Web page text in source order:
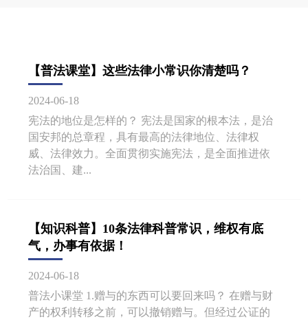
【普法课堂】这些法律小常识你清楚吗？
2024-06-18
宪法的地位是怎样的？ 宪法是国家的根本法，是治
国安邦的总章程，具有最高的法律地位、法律权
威、法律效力。全面贯彻实施宪法，是全面推进依
法治国、建...
【知识科普】10条法律科普常识，维权有底
气，办事有依据！
2024-06-18
普法小课堂 1.赠与的东西可以要回来吗？ 在赠与财
产的权利转移之前，可以撤销赠与。但经过公证的